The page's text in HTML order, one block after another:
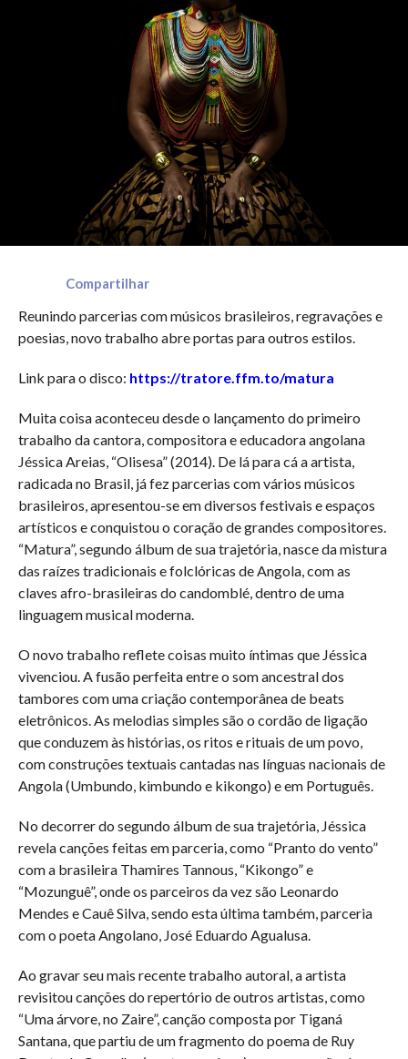
Compartilhar
Reunindo parcerias com músicos brasileiros, regravações e
poesias, novo trabalho abre portas para outros estilos.
Link para o disco: https://tratore.ffm.to/matura
Muita coisa aconteceu desde o lançamento do primeiro
trabalho da cantora, compositora e educadora angolana
Jéssica Areias, “Olisesa” (2014). De lá para cá a artista,
radicada no Brasil, já fez parcerias com vários músicos
brasileiros, apresentou-se em diversos festivais e espaços
artísticos e conquistou o coração de grandes compositores.
“Matura”, segundo álbum de sua trajetória, nasce da mistura
das raízes tradicionais e folclóricas de Angola, com as
claves afro-brasileiras do candomblé, dentro de uma
linguagem musical moderna.
O novo trabalho reflete coisas muito íntimas que Jéssica
vivenciou. A fusão perfeita entre o som ancestral dos
tambores com uma criação contemporânea de beats
eletrônicos. As melodias simples são o cordão de ligação
que conduzem às histórias, os ritos e rituais de um povo,
com construções textuais cantadas nas línguas nacionais de
Angola (Umbundo, kimbundo e kikongo) e em Português.
No decorrer do segundo álbum de sua trajetória, Jéssica
revela canções feitas em parceria, como “Pranto do vento”
com a brasileira Thamires Tannous, “Kikongo” e
“Mozunguê”, onde os parceiros da vez são Leonardo
Mendes e Cauê Silva, sendo esta última também, parceria
com o poeta Angolano, José Eduardo Agualusa.
Ao gravar seu mais recente trabalho autoral, a artista
revisitou canções do repertório de outros artistas, como
“Uma árvore, no Zaire”, canção composta por Tiganá
Santana, que partiu de um fragmento do poema de Ruy